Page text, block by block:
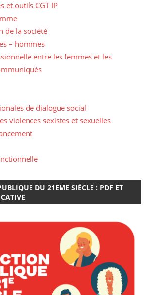
et outils CGT IP
de la société
– hommes
entre les femmes et les
de dialogue social
violences sexistes et sexuelles
DU 21EME SIÈCLE : PDF ET